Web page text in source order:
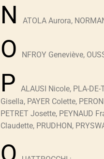
N ATOLA Aurora,
O NFROY Geneviève,
P
ALAUSI Nicole, PLA-DE-
Gisella, PAYER Colette,
PETRET Josette, PEYNAUD
Claudette, PRUDHON,